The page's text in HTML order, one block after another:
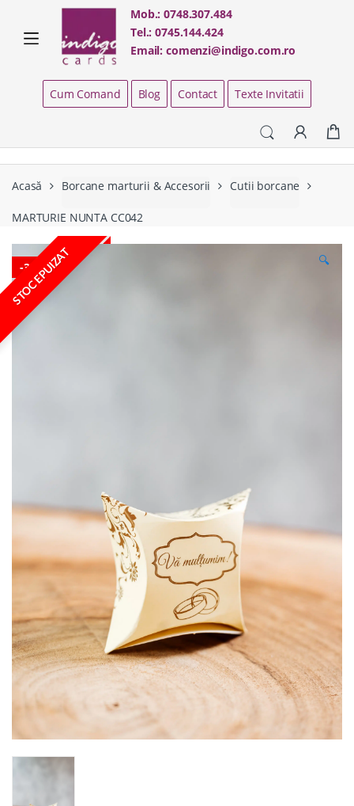
navigation
content
Mob.:0748.307.484
Tel.:0745.144.424
Email:comenzi@indigo.com.ro
Cum Comand Blog Contact Texte Invitatii
Acasă Borcane marturii & Accesorii Cutii borcane
MARTURIE NUNTA CC042
STOC EPUIZAT
-38% 🔍